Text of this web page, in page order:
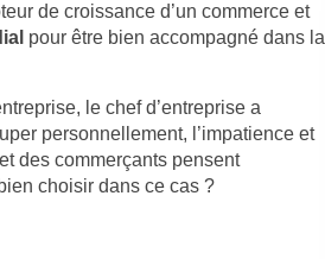
de croissance d’un commerce et
pour être bien accompagné dans la
le chef d’entreprise a
personnellement, l’impatience et
des commerçants pensent
choisir dans ce cas ?